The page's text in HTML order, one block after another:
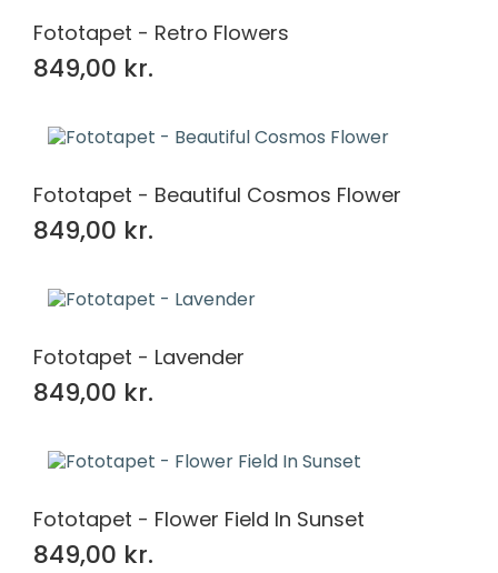
Fototapet - Retro Flowers
849,00 kr.
Fototapet - Beautiful Cosmos Flower
849,00 kr.
Fototapet - Lavender
849,00 kr.
Fototapet - Flower Field In Sunset
849,00 kr.